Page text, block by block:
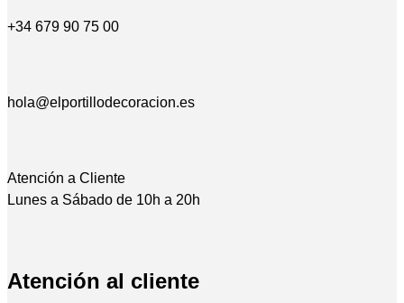
+34 679 90 75 00
hola@elportillodecoracion.es
Atención a Cliente
Lunes a Sábado de 10h a 20h
Atención al cliente